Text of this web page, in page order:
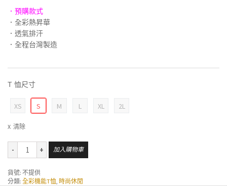
．預購款式
．全彩熱昇華
．透氣排汗
．全程台灣製造
T 恤尺寸
XS S M L XL 2L
清除
加入購物車
貨號: 不提供
分類: 全彩機能T恤, 時尚休閒